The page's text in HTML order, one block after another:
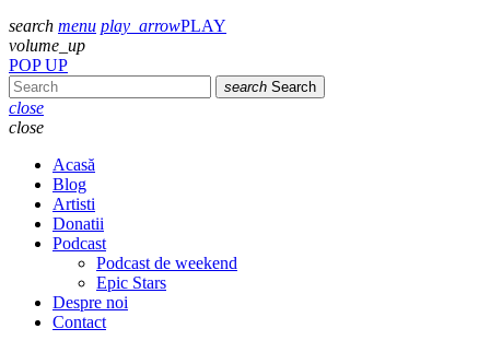
search menu play_arrowPLAY
volume_up
POP UP
search Search
close
close
Acasă
Blog
Artisti
Donatii
Podcast
Podcast de weekend
Epic Stars
Despre noi
Contact